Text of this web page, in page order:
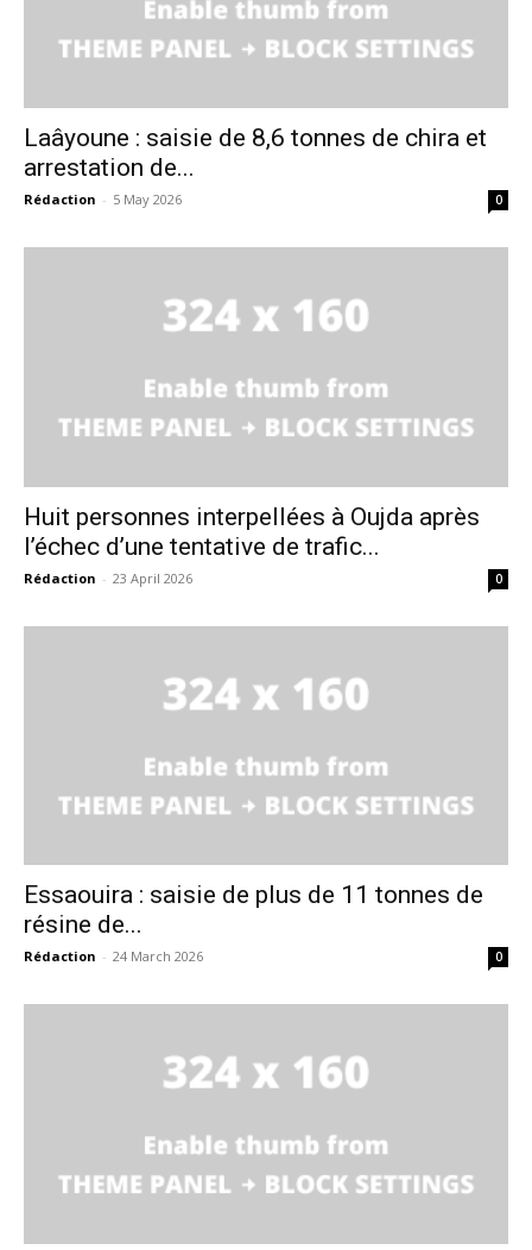
Laâyoune : saisie de 8,6 tonnes de chira et
arrestation de...
Rédaction - 5 May 2026 0
Huit personnes interpellées à Oujda après
l’échec d’une tentative de trafic...
Rédaction - 23 April 2026 0
Essaouira : saisie de plus de 11 tonnes de
résine de...
Rédaction - 24 March 2026 0